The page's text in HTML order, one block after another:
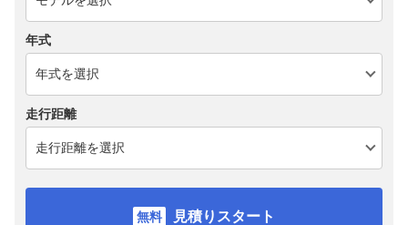
年式
走行距離
見積りスタート